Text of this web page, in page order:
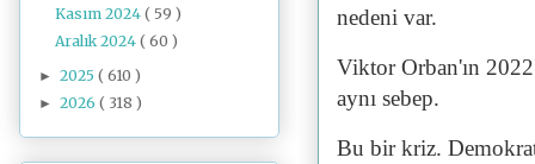
nedeni var.
Viktor Orban'ın
aynı sebep.
Bu bir kriz.
Kasım 2024( 59 )
Aralık 2024( 60 )
► 2025 ( 610 )
► 2026 ( 318 )